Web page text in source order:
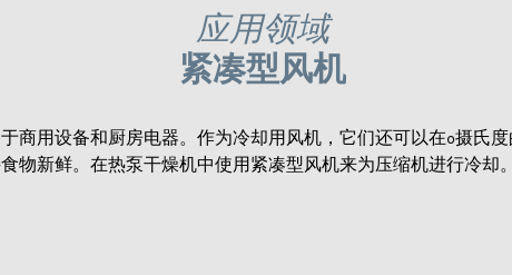
应用领域
紧凑型风机
商用设备和厨房电器。作为冷却用风机，它们还可以在0摄氏
物新鲜。在热泵干燥机中使用紧凑型风机来为压缩机进行冷却